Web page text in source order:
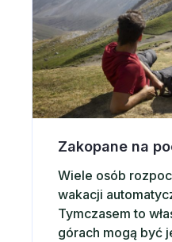
Wiele osób
wakacji
Tymczasem to
górach mogą być